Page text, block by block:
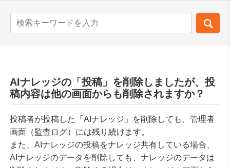
AIナレッジの「投稿」を削除しましたが、投
稿内容は他の画面からも削除されますか？
投稿者が投稿した「AIナレッジ」を削除しても、管理者
画面（監査ログ）には残り続けます。
また、AIナレッジの投稿をナレッジ共有している場合、
AIナレッジのデータを削除しても、ナレッジのデータは